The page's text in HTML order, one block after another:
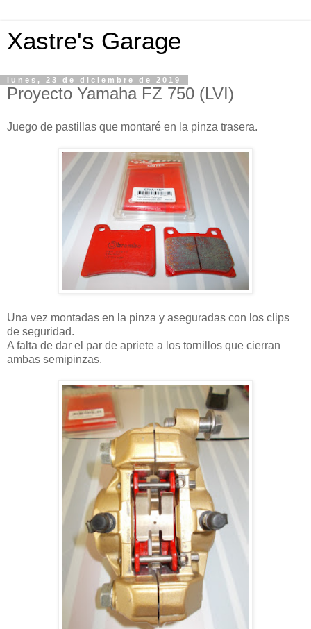
Xastre's Garage
lunes, 23 de diciembre de 2019
Proyecto Yamaha FZ 750 (LVI)
Juego de pastillas que montaré en la pinza trasera.
Una vez montadas en la pinza y aseguradas con los clips
de seguridad.
A falta de dar el par de apriete a los tornillos que cierran
ambas semipinzas.